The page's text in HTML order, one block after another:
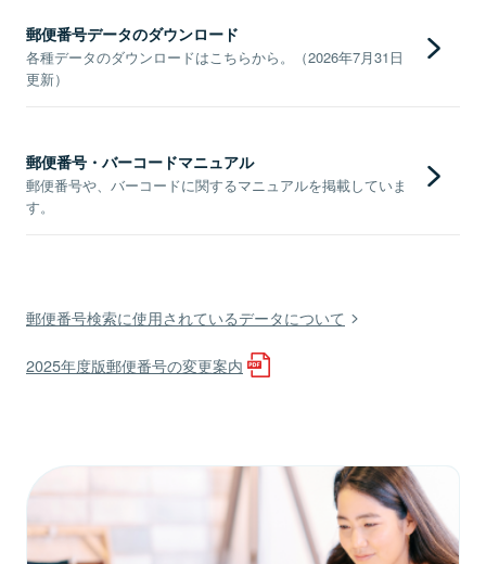
郵便番号データのダウンロード
各種データのダウンロードはこちらから。（2026年7月31日
更新）
郵便番号・バーコードマニュアル
郵便番号や、バーコードに関するマニュアルを掲載していま
す。
郵便番号検索に使用されているデータについて
2025年度版郵便番号の変更案内